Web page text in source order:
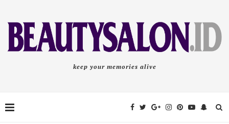
keep your memories alive